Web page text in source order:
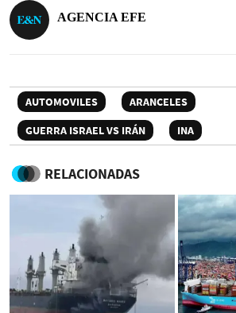
AGENCIA EFE
AUTOMOVILES
ARANCELES
GUERRA ISRAEL VS IRÁN
INA
RELACIONADAS